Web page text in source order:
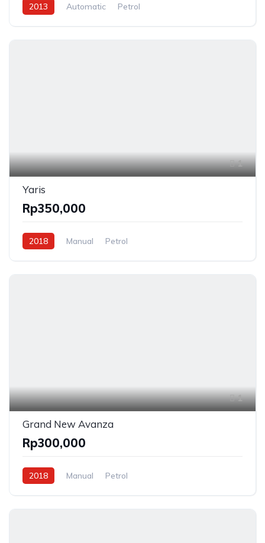
2013 Automatic Petrol
1
Yaris
Rp350,000
2018 Manual Petrol
1
Grand New Avanza
Rp300,000
2018 Manual Petrol